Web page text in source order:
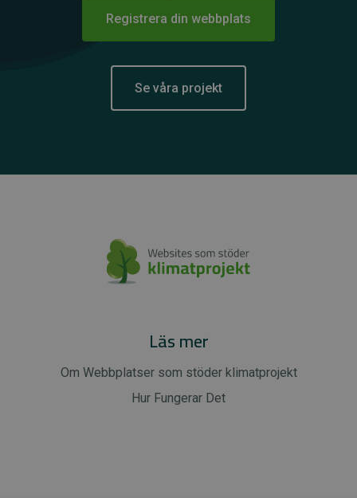
Registrera din webbplats
Se våra projekt
Läs mer
Om Webbplatser som stöder klimatprojekt
Hur Fungerar Det